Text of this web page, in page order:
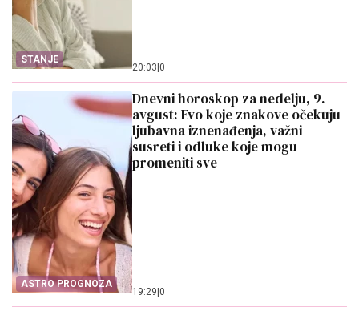
STANJE
20:03 0
ASTRO PROGNOZA
Dnevni horoskop za nedelju, 9.
avgust: Evo koje znakove očekuju
ljubavna iznenađenja, važni
susreti i odluke koje mogu
promeniti sve
19:29 0